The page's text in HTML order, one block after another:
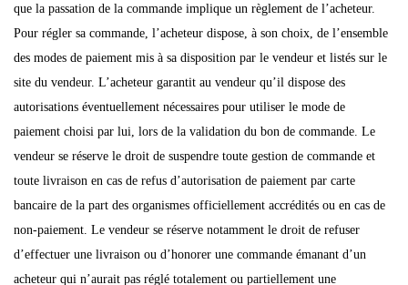
que la passation de la commande implique un règlement de l’acheteur.
Pour régler sa commande, l’acheteur dispose, à son choix, de l’ensemble
des modes de paiement mis à sa disposition par le vendeur et listés sur le
site du vendeur. L’acheteur garantit au vendeur qu’il dispose des
autorisations éventuellement nécessaires pour utiliser le mode de
paiement choisi par lui, lors de la validation du bon de commande. Le
vendeur se réserve le droit de suspendre toute gestion de commande et
toute livraison en cas de refus d’autorisation de paiement par carte
bancaire de la part des organismes officiellement accrédités ou en cas de
non-paiement. Le vendeur se réserve notamment le droit de refuser
d’effectuer une livraison ou d’honorer une commande émanant d’un
acheteur qui n’aurait pas réglé totalement ou partiellement une